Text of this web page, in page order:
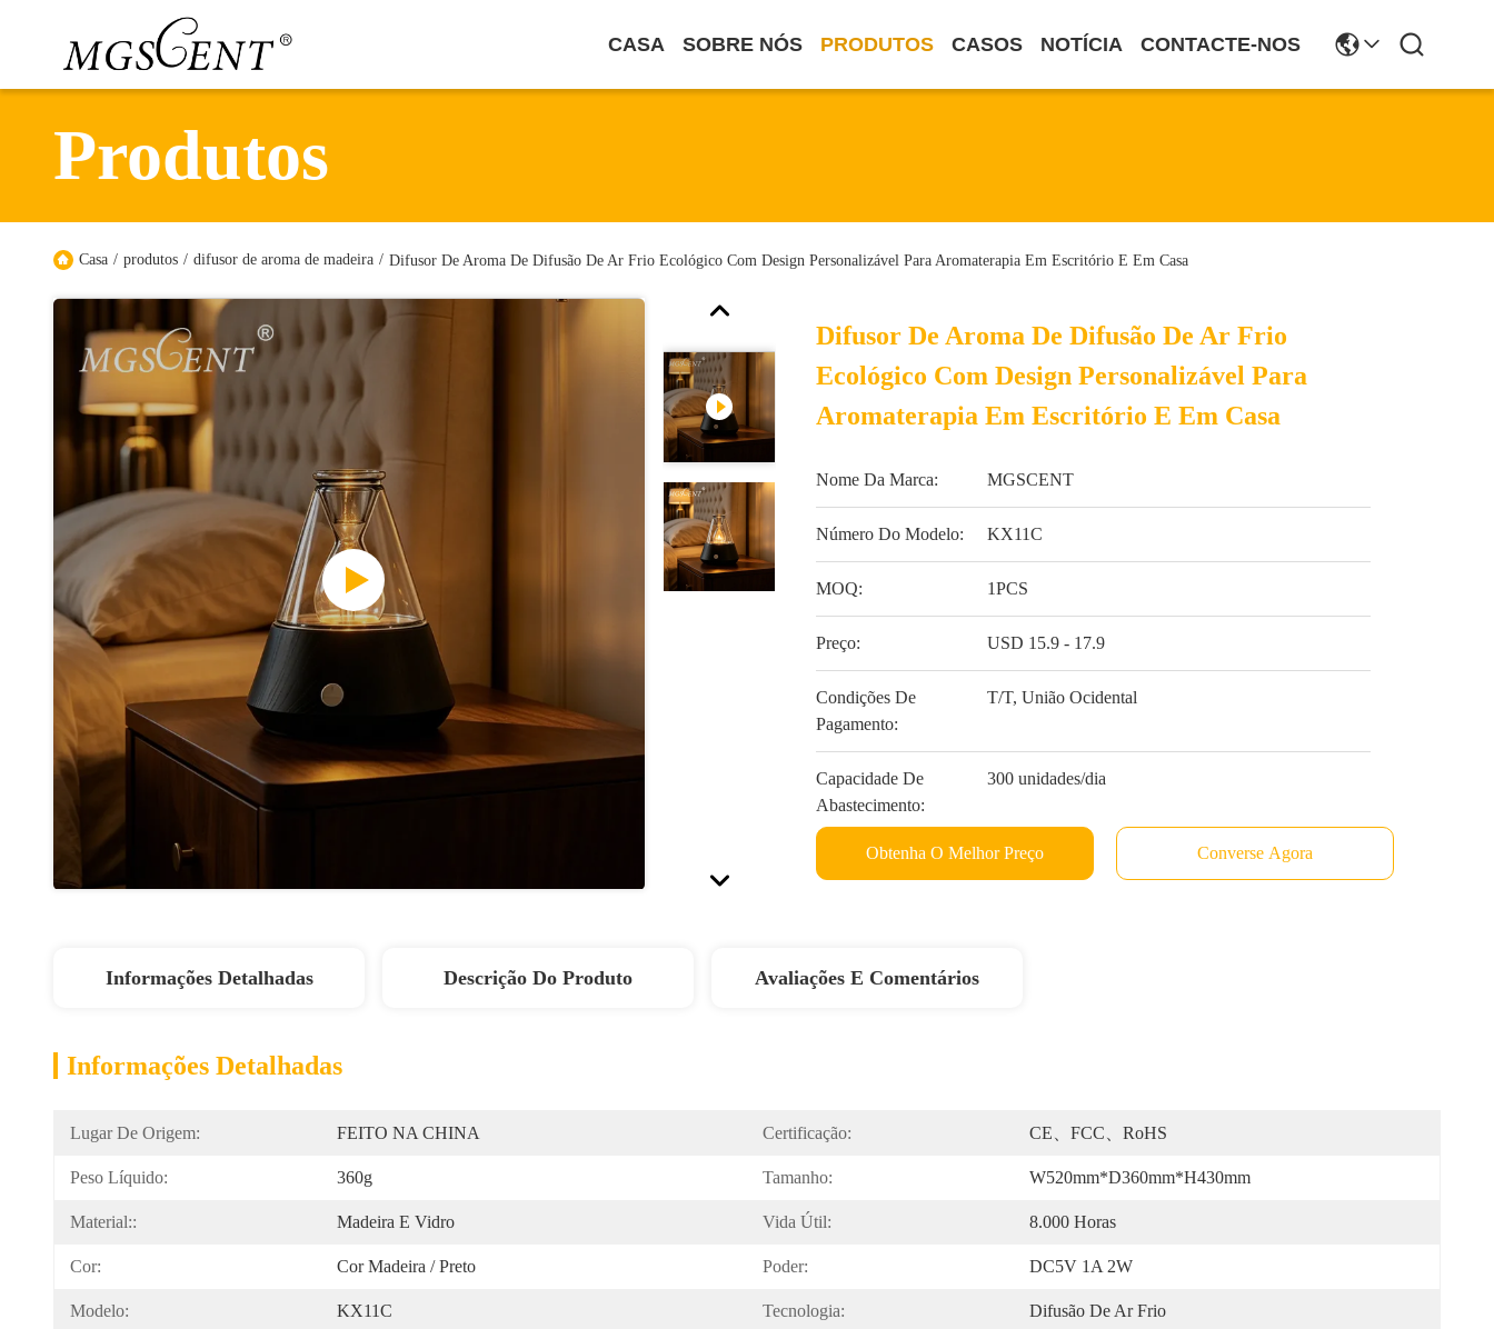
CASA SOBRE NÓS PRODUTOS CASOS NOTÍCIA CONTACTE-NOS
Produtos
Casa / produtos / difusor de aroma de madeira / Difusor De Aroma De Difusão De Ar Frio Ecológico Com Design Personalizável Para Aromaterapia Em Escritório E Em Casa
Difusor De Aroma De Difusão De Ar Frio
Ecológico Com Design Personalizável Para
Aromaterapia Em Escritório E Em Casa
Nome Da Marca: MGSCENT
Número Do Modelo: KX11C
MOQ: 1PCS
Preço: USD 15.9 - 17.9
Condições De
Pagamento:
T/T, União Ocidental
Capacidade De
Abastecimento:
300 unidades/dia
Obtenha O Melhor Preço Converse Agora
Informações Detalhadas Descrição Do Produto Avaliações E Comentários
Informações Detalhadas
Lugar De Origem: FEITO NA CHINA Certificação: CE、FCC、RoHS
Peso Líquido: 360g Tamanho: W520mm*D360mm*H430mm
Material:: Madeira E Vidro Vida Útil: 8.000 Horas
Cor: Cor Madeira / Preto Poder: DC5V 1A 2W
Modelo: KX11C Tecnologia: Difusão De Ar Frio